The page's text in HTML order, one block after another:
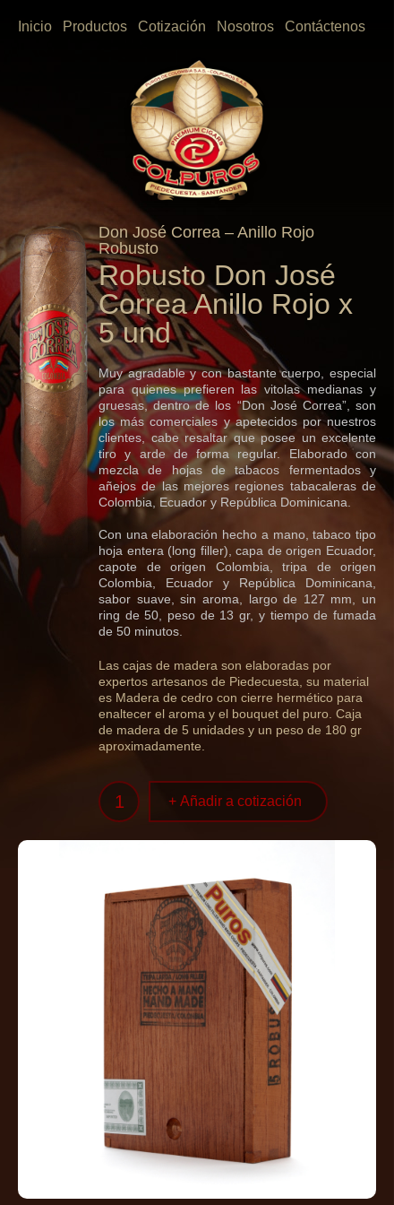
Inicio Productos Cotización Nosotros Contáctenos
Don José Correa – Anillo Rojo
Robusto
Robusto Don José
Correa Anillo Rojo x
5 und
Muy agradable y con bastante cuerpo, especial
para quienes prefieren las vitolas medianas y
gruesas, dentro de los “Don José Correa”, son
los más comerciales y apetecidos por nuestros
clientes, cabe resaltar que posee un excelente
tiro y arde de forma regular. Elaborado con
mezcla de hojas de tabacos fermentados y
añejos de las mejores regiones tabacaleras de
Colombia, Ecuador y República Dominicana.
Con una elaboración hecho a mano, tabaco tipo
hoja entera (long filler), capa de origen Ecuador,
capote de origen Colombia, tripa de origen
Colombia, Ecuador y República Dominicana,
sabor suave, sin aroma, largo de 127 mm, un
ring de 50, peso de 13 gr, y tiempo de fumada
de 50 minutos.
Las cajas de madera son elaboradas por
expertos artesanos de Piedecuesta, su material
es Madera de cedro con cierre hermético para
enaltecer el aroma y el bouquet del puro. Caja
de madera de 5 unidades y un peso de 180 gr
aproximadamente.